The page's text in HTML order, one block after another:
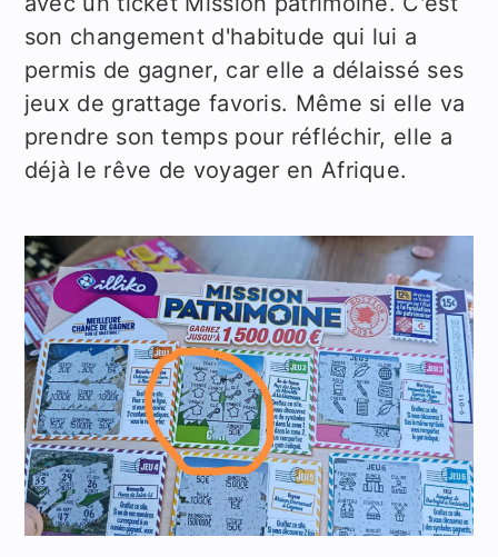
son changement d'habitude qui lui a
permis de gagner, car elle a délaissé ses
jeux de grattage favoris. Même si elle va
prendre son temps pour réfléchir, elle a
déjà le rêve de voyager en Afrique.